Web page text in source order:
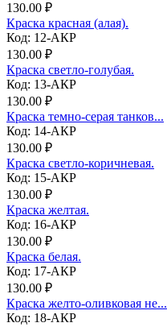
130.00 ₽
Краска красная (алая).
Код: 12-АКР
130.00 ₽
Краска светло-голубая.
Код: 13-АКР
130.00 ₽
Краска темно-серая танков...
Код: 14-АКР
130.00 ₽
Краска светло-коричневая.
Код: 15-АКР
130.00 ₽
Краска желтая.
Код: 16-АКР
130.00 ₽
Краска белая.
Код: 17-АКР
130.00 ₽
Краска желто-оливковая не...
Код: 18-АКР